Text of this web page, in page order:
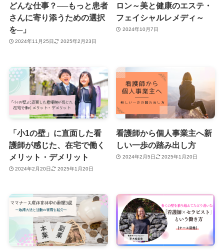
どんな仕事？──もっと患者
さんに寄り添うための選択
を─」
2024年11月25日 2025年2月23日
ロン～美と健康のエステ・
フェイシャルレメディ～
2024年10月7日
「小1の壁」に直面した看
護師が感じた、在宅で働く
メリット・デメリット
2024年2月20日 2025年1月20日
看護師から個人事業主へ新
しい一歩の踏み出し方
2024年2月5日 2025年1月20日